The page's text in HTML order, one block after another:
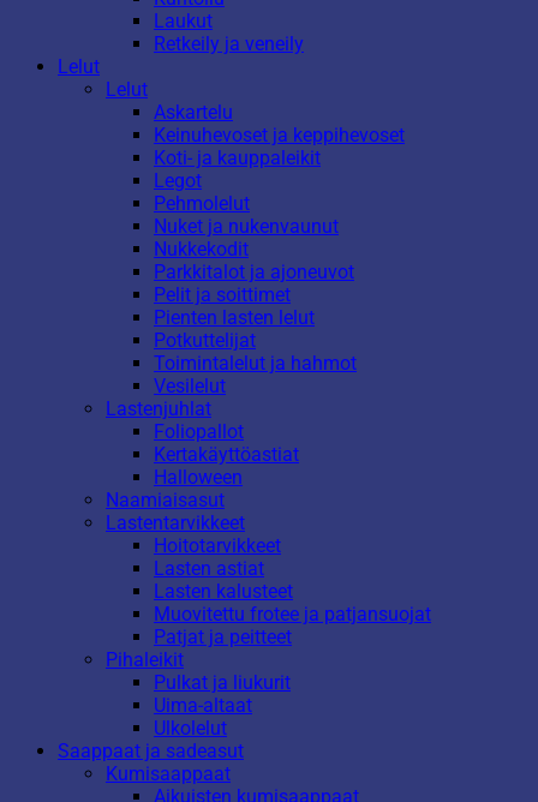
Laukut
Retkeily ja veneily
Lelut
Lelut
Askartelu
Keinuhevoset ja keppihevoset
Koti- ja kauppaleikit
Legot
Pehmolelut
Nuket ja nukenvaunut
Nukkekodit
Parkkitalot ja ajoneuvot
Pelit ja soittimet
Pienten lasten lelut
Potkuttelijat
Toimintalelut ja hahmot
Vesilelut
Lastenjuhlat
Foliopallot
Kertakäyttöastiat
Halloween
Naamiaisasut
Lastentarvikkeet
Hoitotarvikkeet
Lasten astiat
Lasten kalusteet
Muovitettu frotee ja patjansuojat
Patjat ja peitteet
Pihaleikit
Pulkat ja liukurit
Uima-altaat
Ulkolelut
Saappaat ja sadeasut
Kumisaappaat
Aikuisten kumisaappaat